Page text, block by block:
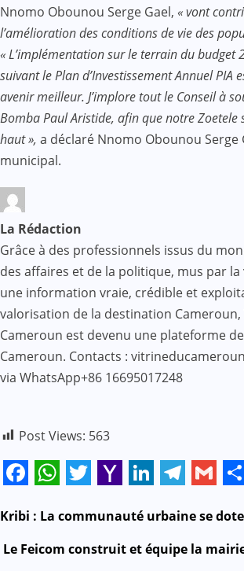
Nnomo Obounou Serge Gael, « vont
l’amélioration des conditions de vie des
« L’implémentation sur le terrain du budget
suivant le Plan d’Investissement Annuel PIA
avenir meilleur. J’implore tout le Conseil à
Bomba Paul Aristide, afin que notre Zoetele
haut », a déclaré Nnomo Obounou Serge
municipal.
La Rédaction
Grâce à des professionnels issus du
des affaires et de la politique, mus par
une information vraie, crédible et
valorisation de la destination
Cameroun est devenu une plateforme
Cameroun. Contacts :
via WhatsApp+86 16695017248
Post Views: 563
Mail
N
a
Kribi : La communauté urbaine se
Le Feicom construit et équipe la